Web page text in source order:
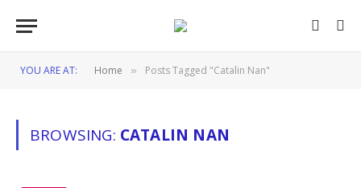
YOU ARE AT: Home » Posts Tagged "Catalin Nan"
BROWSING: CATALIN NAN